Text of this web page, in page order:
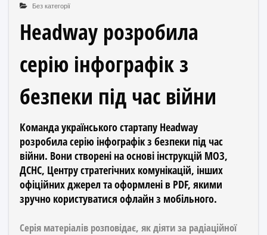
Без категорії
Headway розробила
серію інфографік з
безпеки під час війни
Команда українського стартапу Headway
розробила серію інфографік з безпеки під час
війни. Вони створені на основі інструкцій МОЗ,
ДСНС, Центру стратегічних комунікацій, інших
офіційних джерел та оформлені в PDF, якими
зручно користуватися офлайн з мобільного.
Серія матеріалів розповідає, як діяти за радіаційної